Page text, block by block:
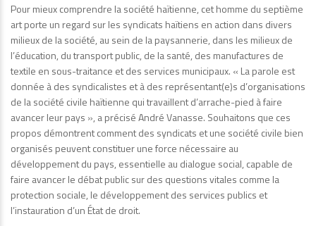
Pour mieux comprendre la société haïtienne, cet homme du septième
art porte un regard sur les syndicats haïtiens en action dans divers
milieux de la société, au sein de la paysannerie, dans les milieux de
l’éducation, du transport public, de la santé, des manufactures de
textile en sous-traitance et des services municipaux. « La parole est
donnée à des syndicalistes et à des représentant(e)s d’organisations
de la société civile haïtienne qui travaillent d’arrache-pied à faire
avancer leur pays », a précisé André Vanasse. Souhaitons que ces
propos démontrent comment des syndicats et une société civile bien
organisés peuvent constituer une force nécessaire au
développement du pays, essentielle au dialogue social, capable de
faire avancer le débat public sur des questions vitales comme la
protection sociale, le développement des services publics et
l’instauration d’un État de droit.